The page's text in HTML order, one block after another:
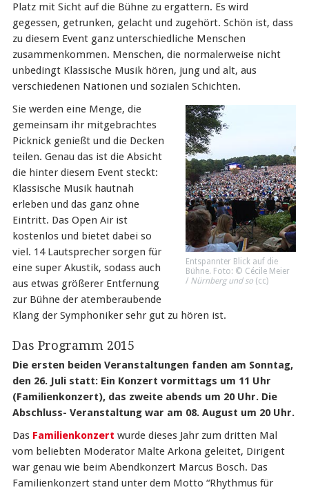
Platz mit Sicht auf die Bühne zu ergattern. Es wird
gegessen, getrunken, gelacht und zugehört. Schön ist, dass
zu diesem Event ganz unterschiedliche Menschen
zusammenkommen. Menschen, die normalerweise nicht
unbedingt Klassische Musik hören, jung und alt, aus
verschiedenen Nationen und sozialen Schichten.
Entspannter Blick auf die
Bühne. Foto: © Cécile Meier
/ Nürnberg und so (cc)
Sie werden eine Menge, die
gemeinsam ihr mitgebrachtes
Picknick genießt und die Decken
teilen. Genau das ist die Absicht
die hinter diesem Event steckt:
Klassische Musik hautnah
erleben und das ganz ohne
Eintritt. Das Open Air ist
kostenlos und bietet dabei so
viel. 14 Lautsprecher sorgen für
eine super Akustik, sodass auch
aus etwas größerer Entfernung
zur Bühne der atemberaubende
Klang der Symphoniker sehr gut zu hören ist.
Das Programm 2015
Die ersten beiden Veranstaltungen fanden am Sonntag,
den 26. Juli statt: Ein Konzert vormittags um 11 Uhr
(Familienkonzert), das zweite abends um 20 Uhr. Die
Abschluss- Veranstaltung war am 08. August um 20 Uhr.
Das Familienkonzert wurde dieses Jahr zum dritten Mal
vom beliebten Moderator Malte Arkona geleitet, Dirigent
war genau wie beim Abendkonzert Marcus Bosch. Das
Familienkonzert stand unter dem Motto “Rhythmus für